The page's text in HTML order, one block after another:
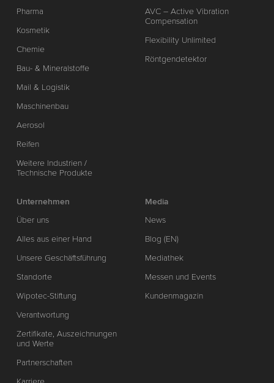
Pharma
Kosmetik
Chemie
Bau- & Mineralstoffe
Mail & Logistik
Maschinenbau
Aerosol
Reifen
Weitere Industrien /
Technische Produkte
AVC – Active Vibration
Compensation
Flexibility Unlimited
Röntgendetektor
Unternehmen
Über uns
Alles aus einer Hand
Unsere Geschäftsführung
Standorte
Wipotec-Stiftung
Verantwortung
Zertifikate, Auszeichnungen
und Werte
Partnerschaften
Media
News
Blog (EN)
Mediathek
Messen und Events
Kundenmagazin